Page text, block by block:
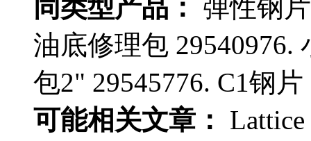
同类型产品：
弹性钢
油底修理包 29540976.
包2" 29545776. C1钢片
可能相关文章：